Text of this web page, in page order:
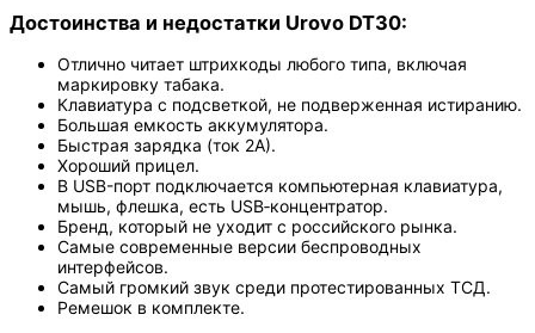
Достоинства и недостатки Urovo DT30:
Отлично читает штрихкоды любого типа, включая
маркировку табака.
Клавиатура с подсветкой, не подверженная истиранию.
Большая емкость аккумулятора.
Быстрая зарядка (ток 2А).
Хороший прицел.
В USB-порт подключается компьютерная клавиатура,
мышь, флешка, есть USB‑концентратор.
Бренд, который не уходит с российского рынка.
Самые современные версии беспроводных
интерфейсов.
Самый громкий звук среди протестированных ТСД.
Ремешок в комплекте.